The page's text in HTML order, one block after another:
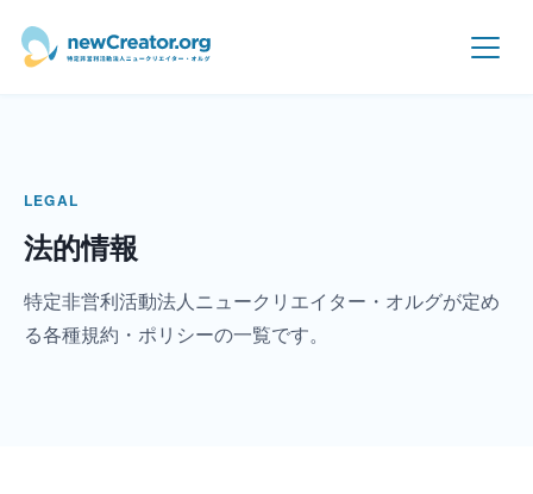
LEGAL
法的情報
特定非営利活動法人ニュークリエイター・オルグが定め
る各種規約・ポリシーの一覧です。